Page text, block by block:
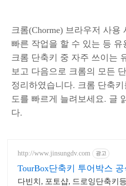
크롬(Chorme) 브라우저 사용
빠른 작업을 할 수 있는 등 유
크롬 단축키 중 자주 쓰이는
보고 다음으로 크롬의 모든
정리하였습니다. 크롬 단축
도를 빠르게 늘려보세요. 글
다.
http://www.jinsungdv.com 광고
TourBox단축키 투어박스 공
다빈치, 포토샵, 드로잉단축키